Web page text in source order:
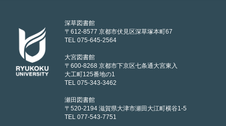
深草図書館
〒612-8577 京都市伏見区深草塚本町67
TEL 075-645-2564
大宮図書館
〒600-8268 京都市下京区七条通大宮東入
大工町125番地の1
TEL 075-343-3462
瀬田図書館
〒520-2194 滋賀県大津市瀬田大江町横谷1-5
TEL 077-543-7751